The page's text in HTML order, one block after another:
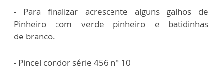
- Para finalizar acrescente alguns galhos de
Pinheiro com verde pinheiro e batidinhas
de branco.
- Pincel condor série 456 n° 10